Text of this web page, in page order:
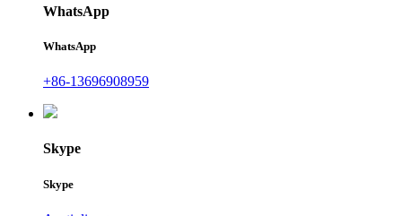
WhatsApp
WhatsApp
+86-13696908959
Skype
Skype